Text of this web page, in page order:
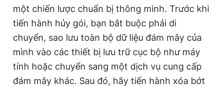
một chiến lược chuẩn bị thông minh. Trước khi
tiến hành hủy gói, bạn bắt buộc phải di
chuyển, sao lưu toàn bộ dữ liệu đám mây của
mình vào các thiết bị lưu trữ cục bộ như máy
tính hoặc chuyển sang một dịch vụ cung cấp
đám mây khác. Sau đó, hãy tiến hành xóa bớt